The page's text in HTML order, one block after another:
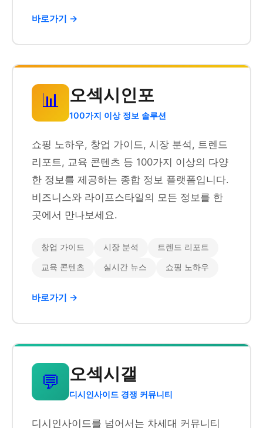
바로가기 →
📊 오섹시인포
100가지 이상 정보 솔루션
쇼핑 노하우, 창업 가이드, 시장 분석, 트렌드
리포트, 교육 콘텐츠 등 100가지 이상의 다양
한 정보를 제공하는 종합 정보 플랫폼입니다.
비즈니스와 라이프스타일의 모든 정보를 한
곳에서 만나보세요.
창업 가이드 시장 분석 트렌드 리포트
교육 콘텐츠 실시간 뉴스 쇼핑 노하우
바로가기 →
💬 오섹시갤
디시인사이드 경쟁 커뮤니티
디시인사이드를 넘어서는 차세대 커뮤니티